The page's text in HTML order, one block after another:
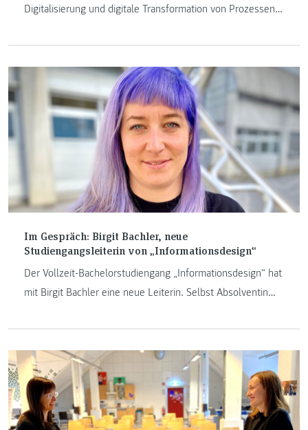
Digitalisierung und digitale Transformation von Prozessen
Im Gespräch: Birgit Bachler, neue
Studiengangsleiterin von „Informationsdesign“
Der Vollzeit-Bachelorstudiengang „Informationsdesign“ hat
mit Birgit Bachler eine neue Leiterin. Selbst Absolventin
Forschende und Lehrende mit einem Fokus auf
Netzwerktechnologien und deren Einfluss auf unsere
Beziehungen und Interaktionen mit der Umwelt. Herzlich
willkommen, Birgit Bachler!